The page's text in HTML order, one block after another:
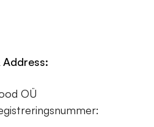
Address:
OÜ